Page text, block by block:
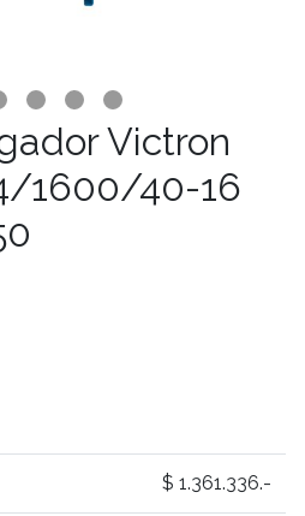
Victron
1600/40-16
$ 1.361.336.-